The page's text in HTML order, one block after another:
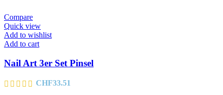
Compare
Quick view
Add to wishlist
Add to cart
Nail Art 3er Set Pinsel
CHF33.51